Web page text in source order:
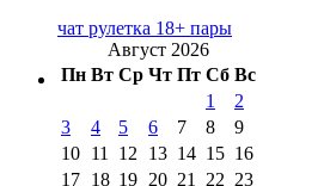
чат рулетка 18+ пары
Август 2026
Пн Вт Ср Чт Пт Сб Вс
1
2
3
4 5 6 7 8
9
10 11 12 13 14 15 16
17 18 19 20 21 22 23